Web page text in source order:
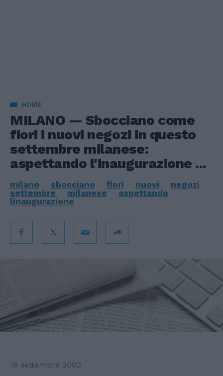
HOME
MILANO — Sbocciano come
fiori i nuovi negozi in questo
settembre milanese:
aspettando l'inaugurazione ...
milano sbocciano fiori nuovi
negozi
settembre
milanese
aspettando
linaugurazione
18 settembre 2003